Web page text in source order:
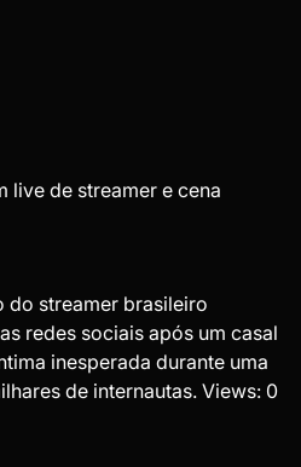
live de streamer e cena
do streamer brasileiro
redes sociais após um casal
inesperada durante uma
de internautas. Views: 0